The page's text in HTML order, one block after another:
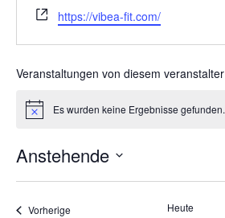
Webseite
https://vibea-fit.com/
Veranstaltungen von diesem veranstalter
HinweisEs wurden keine Ergebnisse gefunden.
Anstehende
VorherigeVeranstaltungen Heute